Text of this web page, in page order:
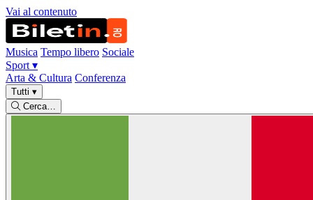
Vai al contenuto
Musica Tempo libero Sociale
Sport ▾
Arta & Cultura Conferenza
Tutti ▾
Cerca…